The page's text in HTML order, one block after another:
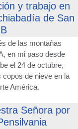
y trabajo en
de San
de las montañas
en mi paso desde
el 24 de octubre,
de nieve en la
América.
Señora por